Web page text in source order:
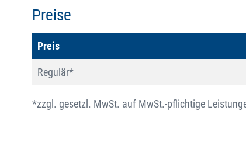
Preise
Preis
Regulär*
*zzgl. gesetzl. MwSt. auf MwSt.-pflichtige